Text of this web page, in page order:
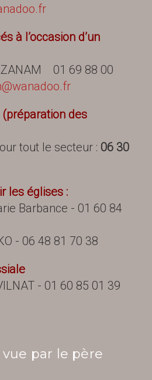
à l’occasion d’un
01 69 88 00
des
tout le secteur : 06 30
les églises :
Barbance - 01 60 84
- 06 48 81 70 38
- 01 60 85 01 39
par le père